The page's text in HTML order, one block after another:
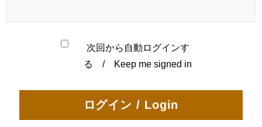
次回から自動ログインす
る / Keep me signed in